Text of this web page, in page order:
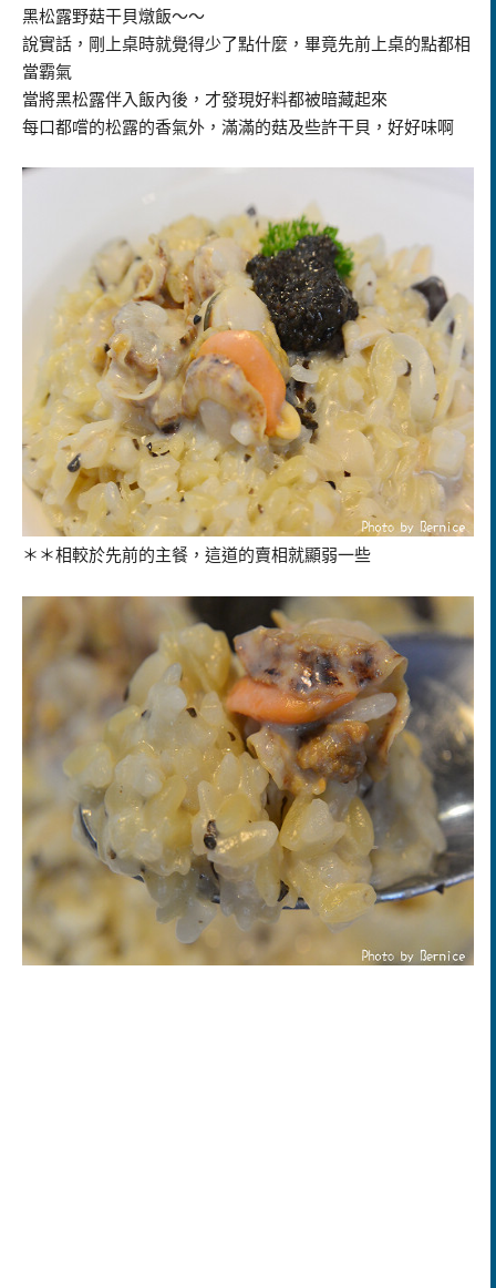
黑松露野菇干貝燉飯～～
說實話，剛上桌時就覺得少了點什麼，畢竟先前上桌的點都相
當霸氣
當將黑松露伴入飯內後，才發現好料都被暗藏起來
每口都嚐的松露的香氣外，滿滿的菇及些許干貝，好好味啊
＊＊相較於先前的主餐，這道的賣相就顯弱一些